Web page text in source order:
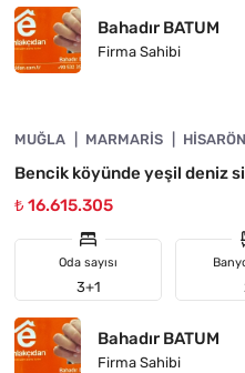
Bahadır BATUM
Firma Sahibi
ACIL
MUĞLA MARMARIS
Bencik köyünde yeşil deniz
₺ 16.615.305
Oda sayısı
3+1
Bahadır BATUM
Firma Sahibi